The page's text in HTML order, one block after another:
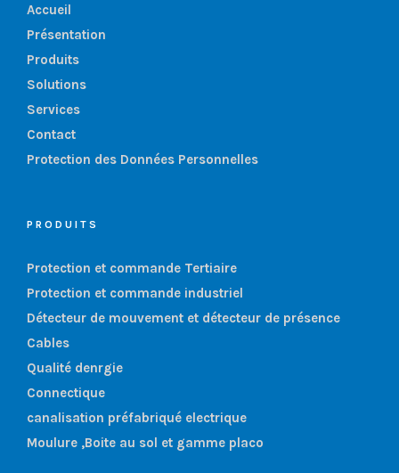
Accueil
Présentation
Produits
Solutions
Services
Contact
Protection des Données Personnelles
PRODUITS
Protection et commande Tertiaire
Protection et commande industriel
Détecteur de mouvement et détecteur de présence
Cables
Qualité denrgie
Connectique
canalisation préfabriqué electrique
Moulure ,Boite au sol et gamme placo